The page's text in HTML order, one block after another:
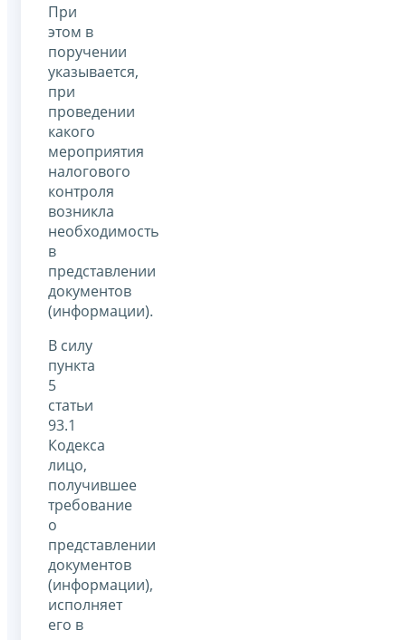
При
этом в
поручении
указывается,
при
проведении
какого
мероприятия
налогового
контроля
возникла
необходимость
в
представлении
документов
(информации).
В силу
пункта
5
статьи
93.1
Кодекса
лицо,
получившее
требование
о
представлении
документов
(информации),
исполняет
его в